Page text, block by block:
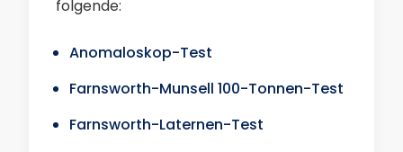
folgende:
Anomaloskop-Test
Farnsworth-Munsell 100-Tonnen-Test
Farnsworth-Laternen-Test